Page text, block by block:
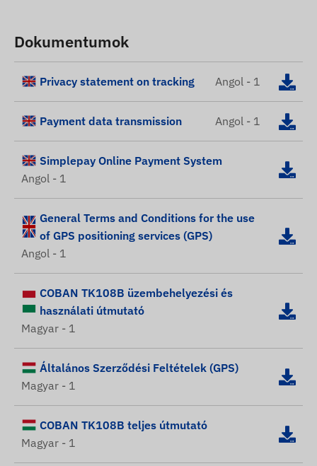
Dokumentumok
Privacy statement on tracking Angol - 1
Payment data transmission Angol - 1
Simplepay Online Payment System
Angol - 1
General Terms and Conditions for the use
of GPS positioning services (GPS)
Angol - 1
COBAN TK108B üzembehelyezési és
használati útmutató
Magyar - 1
Általános Szerződési Feltételek (GPS)
Magyar - 1
COBAN TK108B teljes útmutató
Magyar - 1